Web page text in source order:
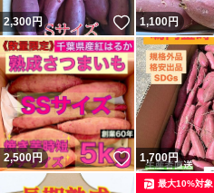
2,300円 いいね！
1,100円
2,500円 いいね！
1,700円
最大10%対象